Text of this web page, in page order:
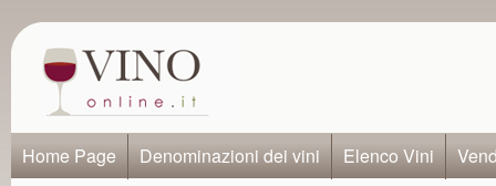
Home Page Denominazioni dei vini Elenco Vini